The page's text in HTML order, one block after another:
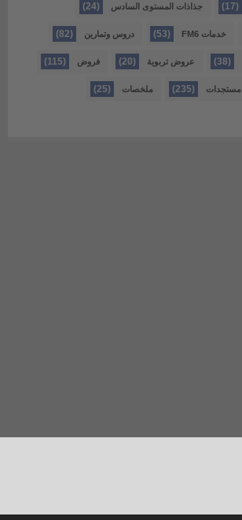
(17) جذاذات المستوى السادس (24)
خدمات FM6 (53) دروس وتمارين (82)
(38) عروض تربوية (20) فروض (115)
مستجدات (235) ملخصات (25)